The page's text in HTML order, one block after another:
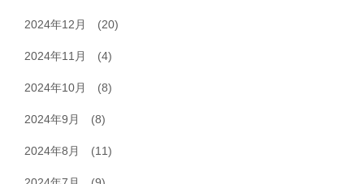
2024年12月 (20)
2024年11月 (4)
2024年10月 (8)
2024年9月 (8)
2024年8月 (11)